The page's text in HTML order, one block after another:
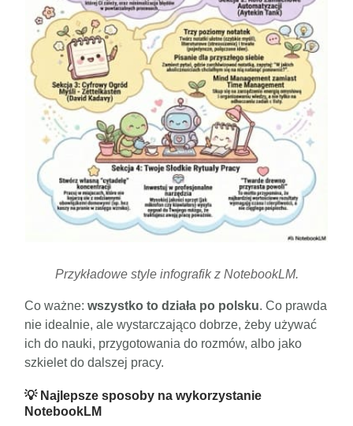
Przykładowe style infografik z NotebookLM.
Co ważne: wszystko to działa po polsku. Co prawda
nie idealnie, ale wystarczająco dobrze, żeby używać
ich do nauki, przygotowania do rozmów, albo jako
szkielet do dalszej pracy.
💡 Najlepsze sposoby na wykorzystanie
NotebookLM